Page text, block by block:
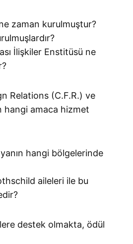
zaman kurulmuştur?
İlişkiler Enstitüsü ne
Relations (C.F.R.) ve
hangi amaca hizmet
hangi bölgelerinde
aileleri ile bu
destek olmakta, ödül